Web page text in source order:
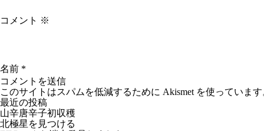
コメント ※
名前 *
このサイトはスパムを低減するために Akismet を使っていま
最近の投稿
山辛唐辛子初収穫
北極星を見つける